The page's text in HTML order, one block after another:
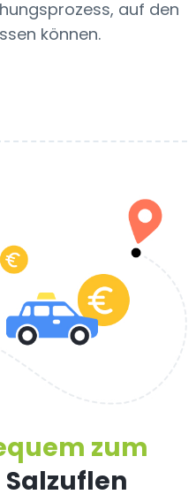
auf den
können.
zum
Salzuflen